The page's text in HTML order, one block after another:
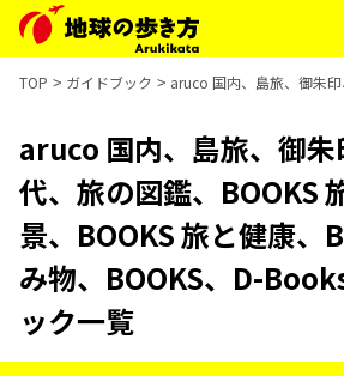
TOP ガイドブック aruco 国内、島旅、御朱
aruco 国内、島旅、御
代、旅の図鑑、BOOKS
景、BOOKS 旅と健康、
み物、BOOKS、D-
ック一覧